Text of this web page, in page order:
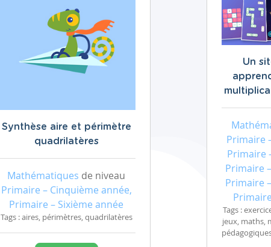
Synthèse aire et périmètre
quadrilatères
Mathématiques de niveau
Primaire – Cinquième année,
Primaire – Sixième année
Tags : aires, périmètres, quadrilatères
Un
Primaire
Primaire
Primaire
Primaire
Tags :
jeux, maths,